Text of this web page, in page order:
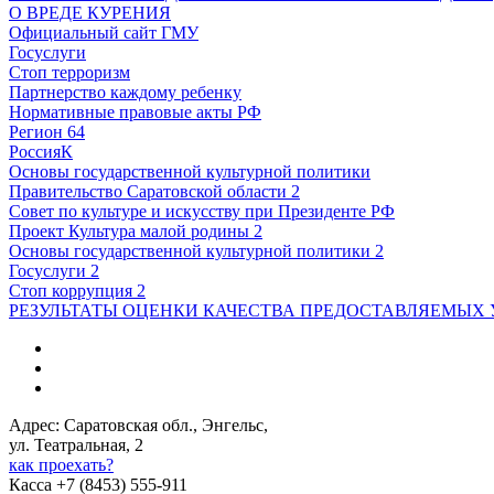
О ВРЕДЕ КУРЕНИЯ
Официальный сайт ГМУ
Госуслуги
Стоп терроризм
Партнерство каждому ребенку
Нормативные правовые акты РФ
Регион 64
РоссияК
Основы государственной культурной политики
Правительство Саратовской области 2
Совет по культуре и искусству при Президенте РФ
Проект Культура малой родины 2
Основы государственной культурной политики 2
Госуслуги 2
Стоп коррупция 2
РЕЗУЛЬТАТЫ ОЦЕНКИ КАЧЕСТВА ПРЕДОСТАВЛЯЕМЫХ
Адрес: Саратовская обл., Энгельс,
ул. Театральная, 2
как проехать?
Касса +7 (8453) 555-911